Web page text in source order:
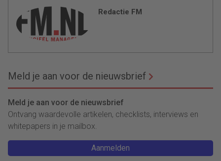
Redactie FM
Meld je aan voor de nieuwsbrief
Meld je aan voor de nieuwsbrief
Ontvang waardevolle artikelen, checklists, interviews en
whitepapers in je mailbox.
Aanmelden